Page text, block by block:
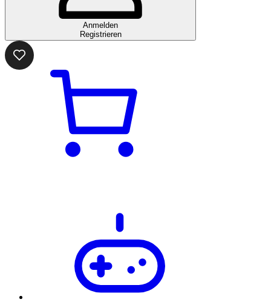
Anmelden
Registrieren